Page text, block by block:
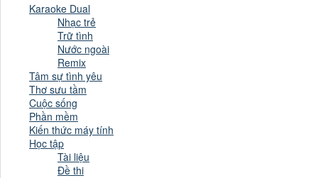
Karaoke Dual
Nhạc trẻ
Trữ tình
Nước ngoài
Remix
Tâm sự tình yêu
Thơ sưu tầm
Cuộc sống
Phần mềm
Kiến thức máy tính
Học tập
Tài liệu
Đề thi